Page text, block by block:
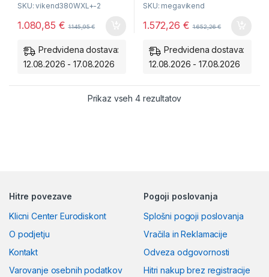
dom.
1kWh/dan.
SKU: vikend380WXL+-2
1.080,85 € 1.145,95€
Predvidena dostava:
12.08.2026 - 17.08.2026
dom.
1,5kWh/dan.
SKU: megavikend
1.572,26 € 1.652,26€
Predvidena dostava:
12.08.2026 - 17.08.2026
Prikaz vseh 4 rezultatovRazvrščeno po ceni:
Hitre povezave
Klicni Center Eurodiskont
O podjetju
Kontakt
Varovanje osebnih podatkov
Pogoji poslovanja
Splošni pogoji poslovanja
Vračila in Reklamacije
Odveza odgovornosti
Hitri nakup brez registracije